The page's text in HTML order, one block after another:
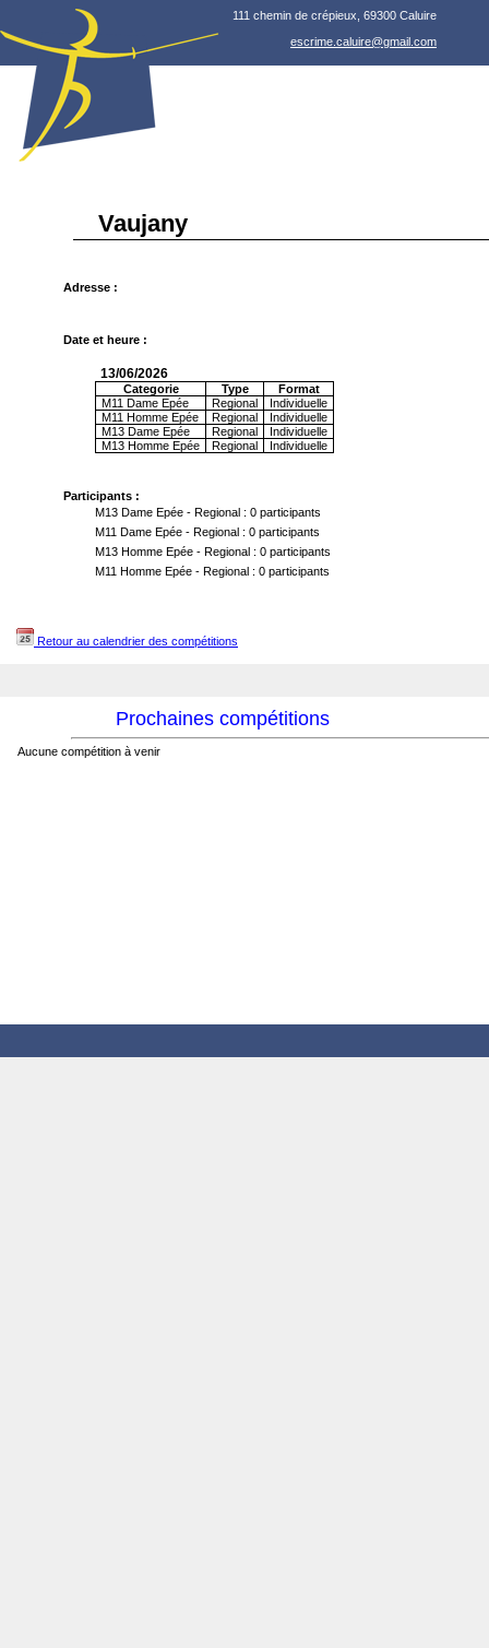
111 chemin de crépieux, 69300 Caluire
escrime.caluire@gmail.com
Vaujany
Adresse :
Date et heure :
13/06/2026
Categorie Type
Format
M11 Dame Epée
Regional
Individuelle
M11 Homme Epée
Regional
Individuelle
M13 Dame Epée
Regional
Individuelle
M13 Homme Epée
Regional Individuelle
Participants :
M13 Dame Epée - Regional : 0 participants
M11 Dame Epée - Regional : 0 participants
M13 Homme Epée - Regional : 0 participants
M11 Homme Epée - Regional : 0 participants
Retour au calendrier des compétitions
Prochaines compétitions
Aucune compétition à venir